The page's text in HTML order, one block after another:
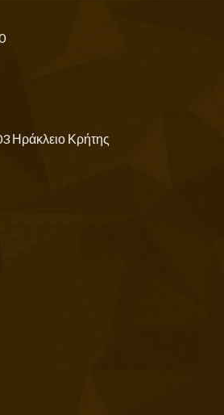
Ηράκλειο Κρήτης